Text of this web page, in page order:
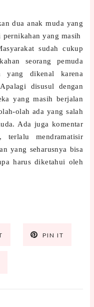
dua anak muda yang
yang masih
sudah cukup
seorang pemuda
yang dikenal karena
disusul dengan
yang masih berjalan
olah ada yang salah
Ada juga komentar
terlalu mendramatisir
yang seharusnya bisa
harus diketahui oleh
PIN IT